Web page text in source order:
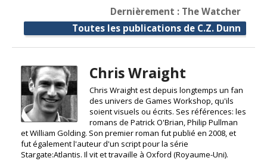
Dernièrement : The Watcher
Toutes les publications de C.Z. Dunn
Chris Wraight
Chris Wraight est depuis longtemps un fan
des univers de Games Workshop, qu'ils
soient visuels ou écrits. Ses références: les
romans de Patrick O'Brian, Philip Pullman
et William Golding. Son premier roman fut publié en 2008, et
fut également l'auteur d'un script pour la série
Stargate:Atlantis. Il vit et travaille à Oxford (Royaume-Uni).